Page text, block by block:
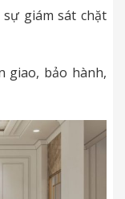
giám sát chặt
giao, bảo hành,